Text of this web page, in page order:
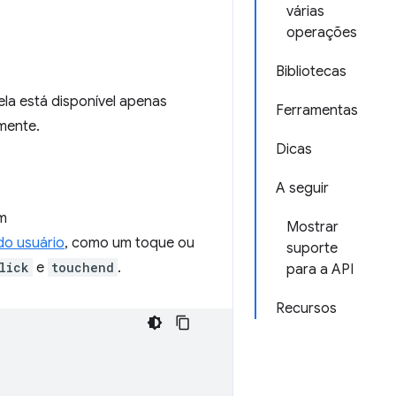
várias
operações
Bibliotecas
Ferramentas
Dicas
A seguir
Mostrar
suporte
para a API
Recursos
está disponível apenas
usuário, como um toque ou
e touchend .